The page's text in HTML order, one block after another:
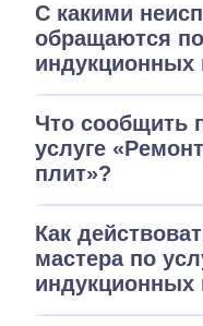
С какими
обращаются
индукционных
Что сообщить
услуге
плит»?
Как
мастера по
индукционных